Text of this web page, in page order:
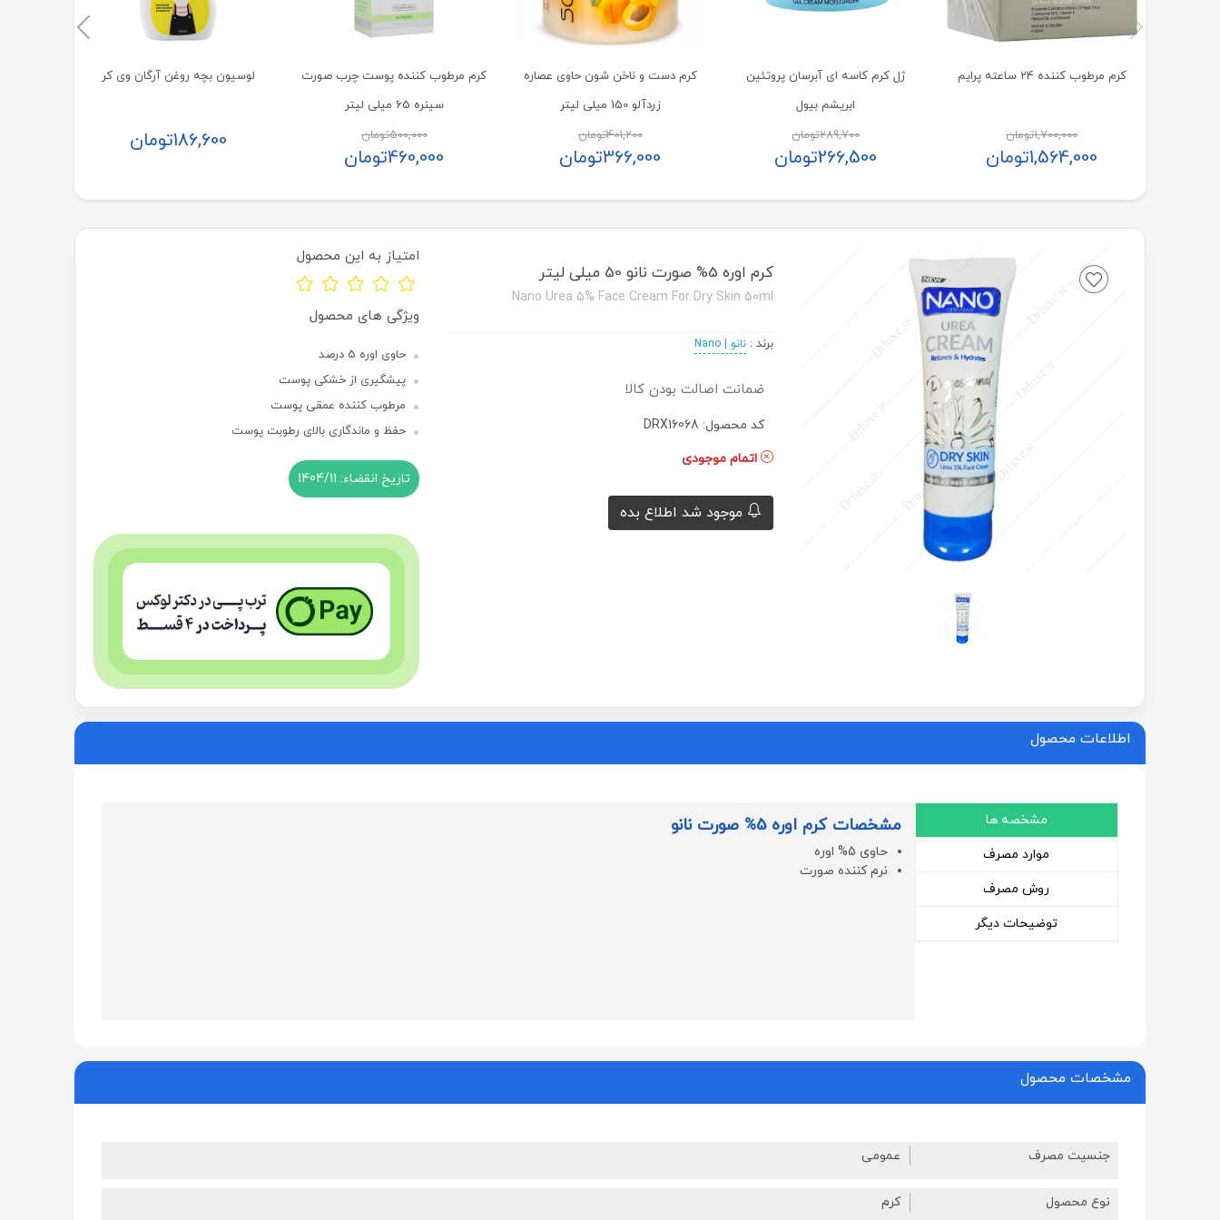
کرم مرطوب کننده 24 ساعته پرایم
1,700,000تومان
1,564,000تومان
ژل کرم کاسه ای آبرسان پروتئین
ابریشم بیول
289,700تومان
266,500تومان
کرم دست و ناخن شون حاوی عصاره
زردآلو 150 میلی لیتر
401,200تومان
366,000تومان
کرم مرطوب کننده پوست چرب صورت
سینره 65 میلی لیتر
500,000تومان
460,000تومان
لوسیون بچه روغن آرگان وی کر
186,600تومان
کرم اوره 5% صورت نانو 50 میلی لیتر
Nano Urea 5% Face Cream For Dry Skin 50ml
برند :نانو | Nano
ضمانت اصالت بودن کالا
کد محصول: DRX16068
اتمام موجودی
موجود شد اطلاع بده
امتیاز به این محصول
ویژگی های محصول
حاوی اوره 5 درصد
پیشگیری از خشکی پوست
مرطوب کننده عمقی پوست
حفظ و ماندگاری بالای رطوبت پوست
اطلاعات محصول
مشخصه ها
موارد مصرف
روش مصرف
توضیحات دیگر
مشخصات کرم اوره 5% صورت نانو
حاوی 5% اوره
نرم کننده صورت
مشخصات محصول
جنسیت مصرف عمومی
نوع محصول کرم